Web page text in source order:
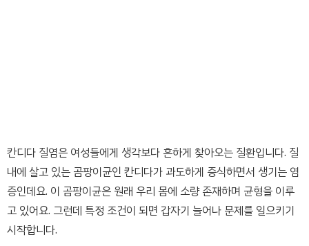
칸디다 질염은 여성들에게 생각보다 흔하게 찾아오는 질환입니다. 질
내에 살고 있는 곰팡이균인 칸디다가 과도하게 증식하면서 생기는 염
증인데요. 이 곰팡이균은 원래 우리 몸에 소량 존재하며 균형을 이루
고 있어요. 그런데 특정 조건이 되면 갑자기 늘어나 문제를 일으키기
시작합니다.